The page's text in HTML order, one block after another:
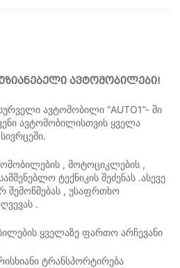
ავტომობილები!
ავტომობილი “AUTO1”- ში
ავტომობილისთვის ყველა
, მოტოციკლების ,
ტექნიკის შეძენას .ასევე
შემოწმებას , უსაფრთხო
.
ყველაზე ფართო არჩევანი
ტრანსპორტირება